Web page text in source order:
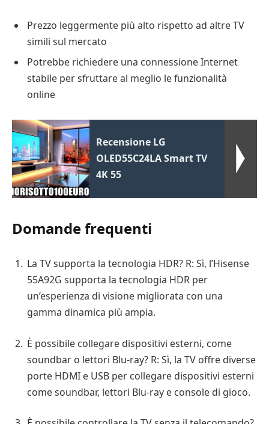
Prezzo leggermente più alto rispetto ad altre TV
simili sul mercato
Potrebbe richiedere una connessione Internet
stabile per sfruttare al meglio le funzionalità
online
Recensione LG
OLED55C24LA Smart TV
4K 55
Domande frequenti
La TV supporta la tecnologia HDR? R: Sì, l’Hisense
55A92G supporta la tecnologia HDR per
un’esperienza di visione migliorata con una
gamma dinamica più ampia.
È possibile collegare dispositivi esterni, come
soundbar o lettori Blu-ray? R: Sì, la TV offre diverse
porte HDMI e USB per collegare dispositivi esterni
come soundbar, lettori Blu-ray e console di gioco.